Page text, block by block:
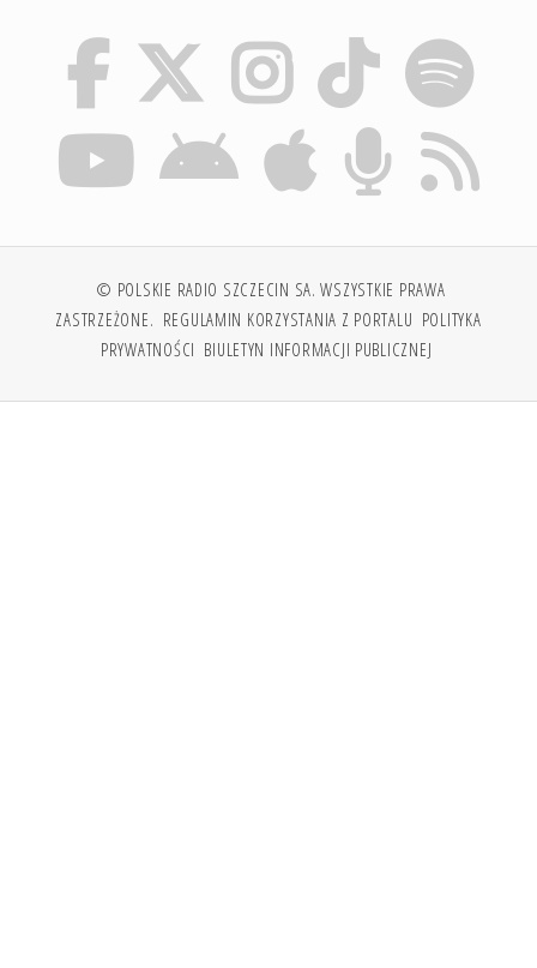
© POLSKIE RADIO SZCZECIN SA. WSZYSTKIE PRAWA
ZASTRZEŻONE. REGULAMIN KORZYSTANIA Z PORTALU POLITYKA
PRYWATNOŚCI BIULETYN INFORMACJI PUBLICZNEJ